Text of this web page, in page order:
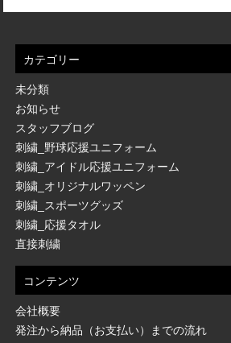
カテゴリー
未分類
お知らせ
スタッフブログ
刺繍_野球応援ユニフォーム
刺繍_アイドル応援ユニフォーム
刺繍_オリジナルワッペン
刺繍_スポーツグッズ
刺繍_応援タオル
直接刺繍
コンテンツ
会社概要
発注から納品（お支払い）までの流れ